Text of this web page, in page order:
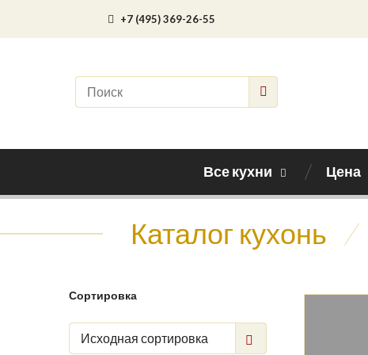
+7 (495) 369-26-55
Все кухни Цена
Каталог кухонь /
Сортировка
Исходная сортировка